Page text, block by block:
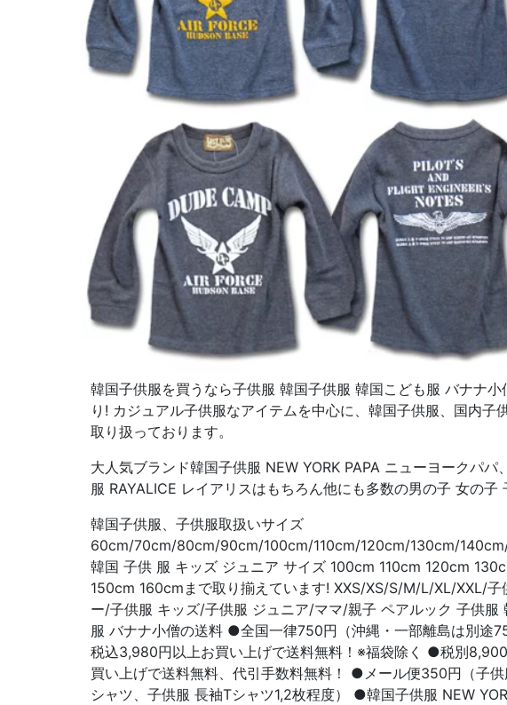
韓国子供服を買うなら子供服 韓国子供服 韓国こども服 バナナ小
り! カジュアル子供服なアイテムを中心に、韓国子供服、国内子
取り扱っております。
大人気ブランド韓国子供服 NEW YORK PAPA ニューヨークパパ
服 RAYALICE レイアリスはもちろん他にも多数の男の子 女の
韓国子供服、子供服取扱いサイズ
60cm/70cm/80cm/90cm/100cm/110cm/120cm/130cm/140cm/
韓国 子供 服 キッズ ジュニア サイズ 100cm 110cm 120cm
150cm 160cmまで取り揃えています! XXS/XS/S/M/L/XL/XXL/子
ー/子供服 キッズ/子供服 ジュニア/ママ/親子 ペアルック 子供服
服 バナナ小僧の送料 ●全国一律750円（沖縄・一部離島は別途
税込3,980円以上お買い上げで送料無料！※福袋除く ●税別
買い上げで送料無料、代引手数料無料！ ●メール便350円（子
シャツ、子供服 長袖Tシャツ1,2枚程度） ●韓国子供服 NEW